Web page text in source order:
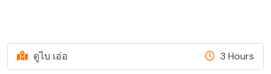
ดูไบ เอ่อ 3 Hours